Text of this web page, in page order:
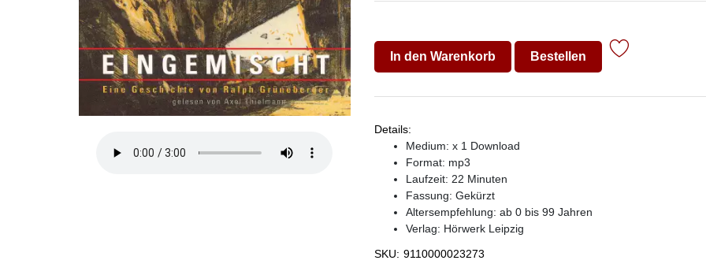
In den Warenkorb Bestellen
Details:
Medium: x 1 Download
Format: mp3
Laufzeit: 22 Minuten
Fassung: Gekürzt
Altersempfehlung: ab 0 bis 99 Jahren
Verlag: Hörwerk Leipzig
SKU: 9110000023273